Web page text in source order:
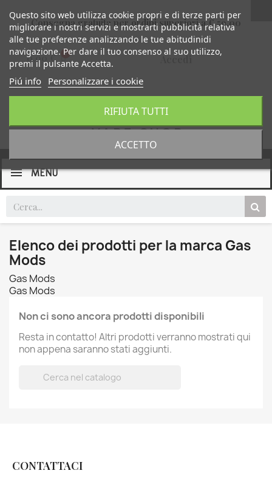
Consegna gratuita per ordini superiori a € 59,00
0,00 €
MENU
Elenco dei prodotti per la marca Gas
Mods
Gas Mods
Gas Mods
Non ci sono ancora prodotti disponibili
Resta in contatto! Altri prodotti verranno mostrati qui
non appena saranno stati aggiunti.
CONTATTACI
Questo sito web utilizza cookie propri e di terze parti per
migliorare i nostri servizi e mostrarti pubblicità relativa
alle tue preferenze analizzando le tue abitudinidi
navigazione. Per dare il tuo consenso al suo utilizzo,
premi il pulsante Accetta.
Piú info Personalizzare i cookie
RIFIUTA TUTTI
ACCETTO